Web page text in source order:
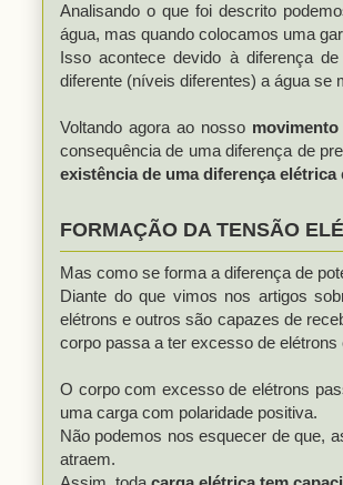
Analisando o que foi descrito
água, mas quando colocamos uma
Isso acontece devido à diferença de
diferente (níveis diferentes) a água se
Voltando agora ao nosso
consequência de uma diferença de
existência de uma diferença elétrica
FORMAÇÃO DA TENSÃO
Mas como se forma a diferença de
Diante do que vimos nos artigos
elétrons e outros são capazes de
corpo passa a ter excesso de elétrons
O corpo com excesso de elétrons
uma carga com polaridade positiva.
Não podemos nos esquecer de que,
atraem.